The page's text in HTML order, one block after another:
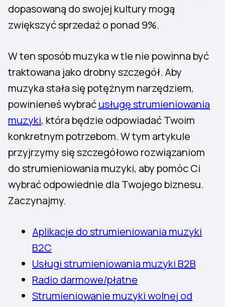
dopasowaną do swojej kultury mogą
zwiększyć sprzedaż o ponad 9%.
W ten sposób muzyka w tle nie powinna być
traktowana jako drobny szczegół. Aby
muzyka stała się potężnym narzędziem,
powinieneś wybraćusługę strumieniowania
muzyki, która będzie odpowiadać Twoim
konkretnym potrzebom. W tym artykule
przyjrzymy się szczegółowo rozwiązaniom
do strumieniowania muzyki, aby pomóc Ci
wybrać odpowiednie dla Twojego biznesu.
Zaczynajmy.
Aplikacje do strumieniowania muzyki
B2C
Usługi strumieniowania muzyki B2B
Radio darmowe/płatne
Strumieniowanie muzyki wolnej od